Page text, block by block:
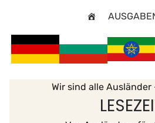
Wir sind alle